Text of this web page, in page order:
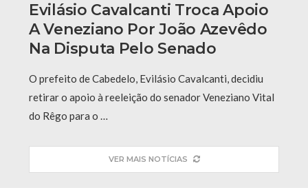
Evilásio Cavalcanti Troca Apoio
A Veneziano Por João Azevêdo
Na Disputa Pelo Senado
O prefeito de Cabedelo, Evilásio Cavalcanti, decidiu
retirar o apoio à reeleição do senador Veneziano Vital
do Rêgo para o …
VER MAIS NOTÍCIAS